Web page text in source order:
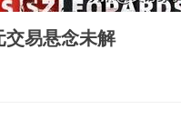
交易悬念未解